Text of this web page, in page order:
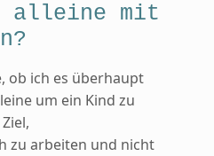
alleine mit
ob ich es überhaupt
um ein Kind zu
zu arbeiten und nicht